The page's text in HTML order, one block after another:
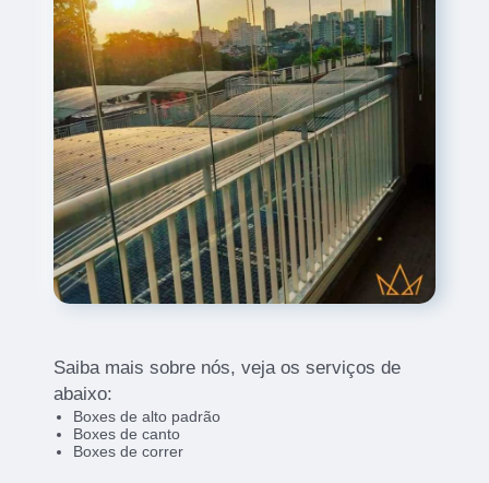
Saiba mais sobre nós, veja os serviços de
abaixo:
Boxes de alto padrão
Boxes de canto
Boxes de correr